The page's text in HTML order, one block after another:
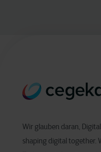
Wir glauben daran,
shaping digital together.